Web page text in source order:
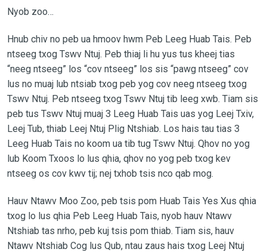
Nyob zoo…
Hnub chiv no peb ua hmoov hwm Peb Leeg Huab Tais. Peb
ntseeg txog Tswv Ntuj. Peb thiaj li hu yus tus kheej tias
“neeg ntseeg” los “cov ntseeg” los sis “pawg ntseeg” cov
lus no muaj lub ntsiab txog peb yog cov neeg ntseeg txog
Tswv Ntuj. Peb ntseeg txog Tswv Ntuj tib leeg xwb. Tiam sis
peb tus Tswv Ntuj muaj 3 Leeg Huab Tais uas yog Leej Txiv,
Leej Tub, thiab Leej Ntuj Plig Ntshiab. Los hais tau tias 3
Leeg Huab Tais no koom ua tib tug Tswv Ntuj. Qhov no yog
lub Koom Txoos lo lus qhia, qhov no yog peb txog kev
ntseeg os cov kwv tij; nej txhob tsis nco qab mog.
Hauv Ntawv Moo Zoo, peb tsis pom Huab Tais Yes Xus qhia
txog lo lus qhia Peb Leeg Huab Tais, nyob hauv Ntawv
Ntshiab tas nrho, peb kuj tsis pom thiab. Tiam sis, hauv
Ntawv Ntshiab Cog lus Qub, ntau zaus hais txog Leej Ntuj